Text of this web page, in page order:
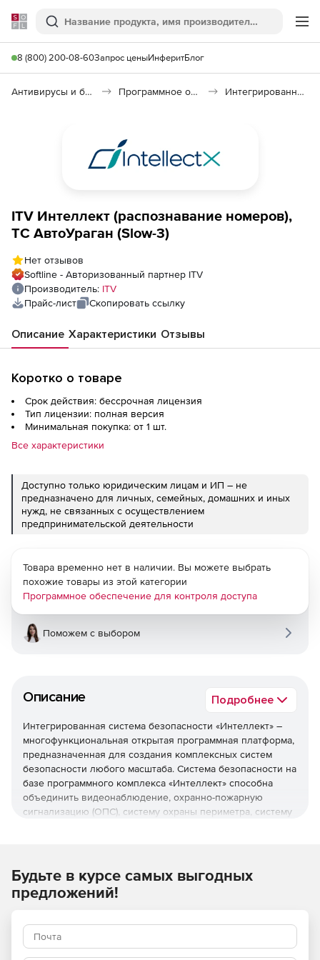
Softline
Поиск
8 (800) 200-08-60Запрос ценыИнферитБлог
Антивирусы и безопасность Программное обеспечение для контроля доступа Интегрированная система безопасности «Интеллект»
ITV Интеллект (распознавание номеров),
ТС АвтоУраган (Slow-3)
Нет отзывов
Softline - Авторизованный партнер ITV
Производитель: ITV
Прайс-лист
Скопировать ссылку
Описание Характеристики Отзывы
Коротко о товаре
Срок действия: бессрочная лицензия
Тип лицензии: полная версия
Минимальная покупка: от 1 шт.
Все характеристики
Доступно только юридическим лицам и ИП – не
предназначено для личных, семейных, домашних и иных
нужд, не связанных с осуществлением
предпринимательской деятельности
Описание Подробнее
Интегрированная система безопасности «Интеллект» –
многофункциональная открытая программная платформа,
предназначенная для создания комплексных систем
безопасности любого масштаба. Система безопасности на
базе программного комплекса «Интеллект» способна
объединить видеонаблюдение, охранно-пожарную
сигнализацию (ОПС), систему охраны периметра, систему
безопасности превращается в единую информационную
среду, в которой реализованы функции обработки и
способностью гибко реагировать на различные события.
Благодаря модульной архитектуре заказчик может
Товара временно нет в наличии. Вы можете выбрать
похожие товары из этой категории
Программное обеспечение для контроля доступа
Поможем с выбором
Будьте в курсе самых выгодных
предложений!